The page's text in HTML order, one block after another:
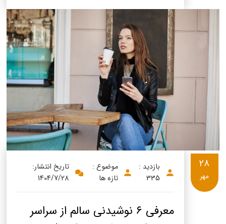
بازدید :
335
موضوع :
تازه ها
تاریخ انتشار:
1404/7/28
معرفی ۶ نوشیدنی سالم از سراسر
28
مهر